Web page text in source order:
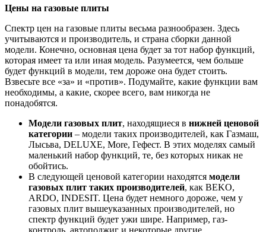
Цены на газовые плиты
Спектр цен на газовые плиты весьма разнообразен. Здесь
учитываются и производитель, и страна сборки данной
модели. Конечно, основная цена будет за тот набор функций,
которая имеет та или иная модель. Разумеется, чем больше
будет функций в модели, тем дороже она будет стоить.
Взвесьте все «за» и «против». Подумайте, какие функции вам
необходимы, а какие, скорее всего, вам никогда не
понадобятся.
Модели газовых плит, находящиеся в нижней ценовой
категории – модели таких производителей, как Газмаш,
Лысьва, DELUXE, More, Гефест. В этих моделях самый
маленький набор функций, те, без которых никак не
обойтись.
В следующей ценовой категории находятся модели
газовых плит таких производителей, как BEKO,
ARDO, INDESIT. Цена будет немного дороже, чем у
газовых плит вышеуказанных производителей, но
спектр функций будет ужи шире. Например, газ-
контроль, автоподжиг и некоторые другие.